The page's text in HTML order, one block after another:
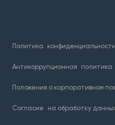
Политика конфиденциальности
Антикоррупционная политика
Положения о корпоративном
Согласие на обработку